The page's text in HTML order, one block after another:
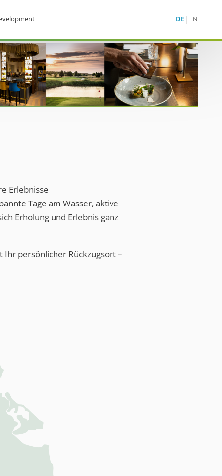
DE EN
Erlebnisse
Tage am Wasser, aktive
Erholung und Erlebnis ganz
Ihr persönlicher Rückzugsort –